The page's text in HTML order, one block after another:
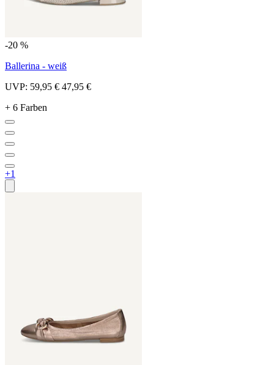
-20 %
Ballerina - weiß
UVP: 59,95 € 47,95 €
+ 6 Farben
+1